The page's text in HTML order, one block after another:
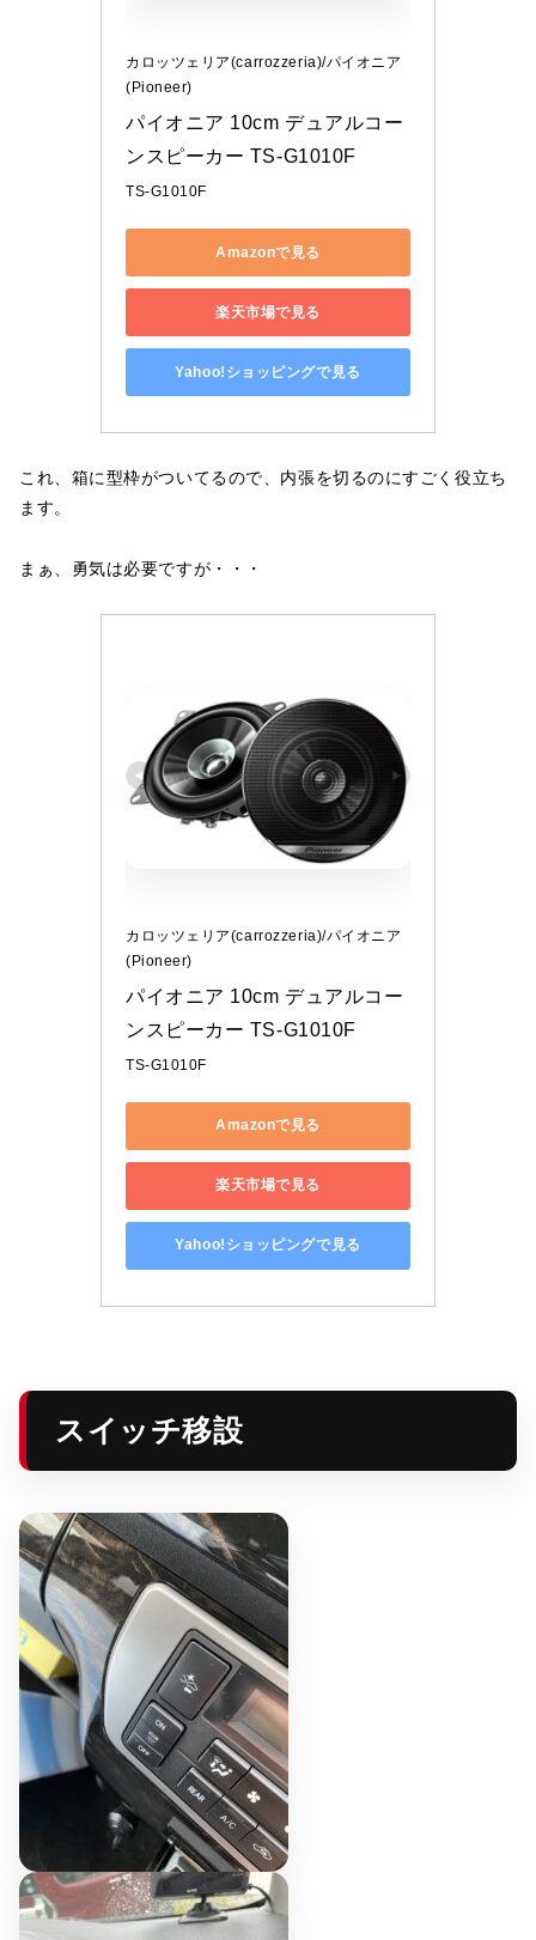
カロッツェリア(carrozzeria)/パイオニア
(Pioneer)
パイオニア 10cm デュアルコー
ンスピーカー TS-G1010F
TS-G1010F
Amazonで見る
楽天市場で見る
Yahoo!ショッピングで見る
これ、箱に型枠がついてるので、内張を切るのにすごく役立ち
ます。
まぁ、勇気は必要ですが・・・
カロッツェリア(carrozzeria)/パイオニア
(Pioneer)
パイオニア 10cm デュアルコー
ンスピーカー TS-G1010F
TS-G1010F
Amazonで見る
楽天市場で見る
Yahoo!ショッピングで見る
スイッチ移設